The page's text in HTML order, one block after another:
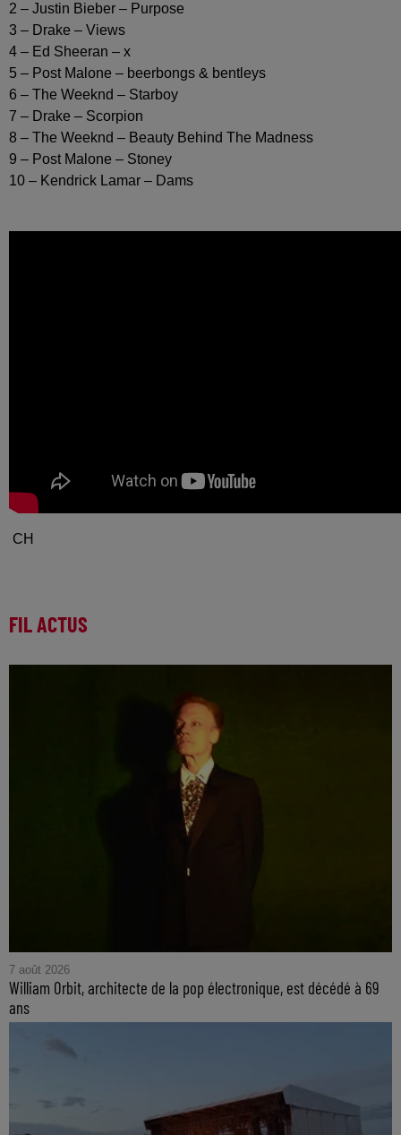
2 – Justin Bieber – Purpose
3 – Drake – Views
4 – Ed Sheeran – x
5 – Post Malone – beerbongs & bentleys
6 – The Weeknd – Starboy
7 – Drake – Scorpion
8 – The Weeknd – Beauty Behind The Madness
9 – Post Malone – Stoney
10 – Kendrick Lamar – Dams
CH
FIL ACTUS
7 août 2026
William Orbit, architecte de la pop électronique, est décédé à 69
ans